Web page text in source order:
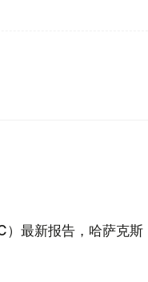
）最新报告，哈萨克斯